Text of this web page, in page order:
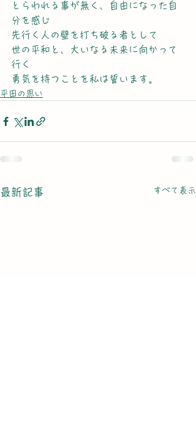
とらわれる事が無く、自由になった自
分を感じ
先行く人の壁を打ち破る者として
世の平和と、大いなる未来に向かって
行く
勇気を持つことを私は誓います。
平田の思い
最新記事 すべて表示